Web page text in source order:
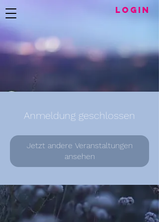
LogIN
Anmeldung geschlossen
Jetzt andere Veranstaltungen
ansehen